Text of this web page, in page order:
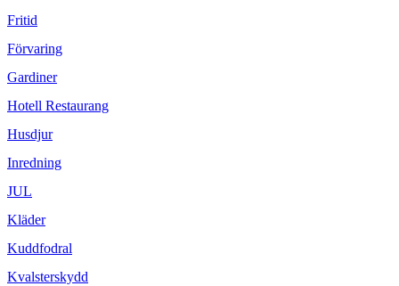
Fritid
Förvaring
Gardiner
Hotell Restaurang
Husdjur
Inredning
JUL
Kläder
Kuddfodral
Kvalsterskydd